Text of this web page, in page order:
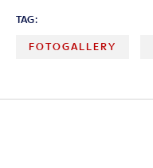
TAG:
FOTOGALLERY